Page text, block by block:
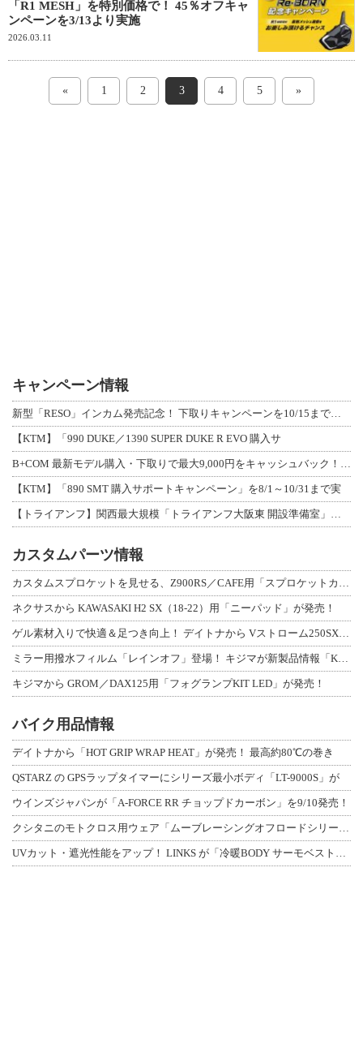
「R1 MESH」を特別価格で！ 45％オフキャ
ンペーンを3/13より実施
2026.03.11
« 1 2 3 4 5 »
キャンペーン情報
新型「RESO」インカム発売記念！ 下取りキャンペーンを10/15まで延長して開
【KTM】「990 DUKE／1390 SUPER DUKE R EVO 購入サ
B+COM 最新モデル購入・下取りで最大9,000円をキャッシュバック！「B+F
【KTM】「890 SMT 購入サポートキャンペーン」を8/1～10/31まで実
【トライアンフ】関西最大規模「トライアンフ大阪東 開設準備室」がオープン！ 限定
カスタムパーツ情報
カスタムスプロケットを見せる、Z900RS／CAFE用「スプロケットカバーフルキ
ネクサスから KAWASAKI H2 SX（18-22）用「ニーパッド」が発売！
ゲル素材入りで快適＆足つき向上！ デイトナから Vストローム250SX用「快適ロ
ミラー用撥水フィルム「レインオフ」登場！ キジマが新製品情報「KIJIMA NE
キジマから GROM／DAX125用「フォグランプKIT LED」が発売！
バイク用品情報
デイトナから「HOT GRIP WRAP HEAT」が発売！ 最高約80℃の巻き
QSTARZ の GPSラップタイマーにシリーズ最小ボディ「LT-9000S」が
ウインズジャパンが「A-FORCE RR チョップドカーボン」を9/10発売！
クシタニのモトクロス用ウェア「ムーブレーシングオフロードシリーズ」3アイテムが登
UVカット・遮光性能をアップ！ LINKS が「冷暖BODY サーモベスト」改良